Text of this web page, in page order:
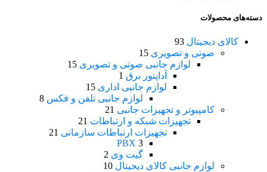
دسته‌های محصولات
کالای دیجیتال 93
صوتی و تصویری 15
لوازم جانبی صوتی و تصویری 15
آداپتور برق 1
لوازم جانبی اداری 15
لوازم جانبی تلفن و فکس 8
کامپیوتر و تجهیزات جانبی 21
تجهیزات شبکه و ارتباطات 21
تجهیزات ارتباطات سازمانی 21
PBX 3
گیت وی 2
لوازم جانبی کالای دیجیتال 10